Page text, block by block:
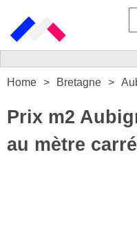
Home Bretagne
Prix m2
au mètre